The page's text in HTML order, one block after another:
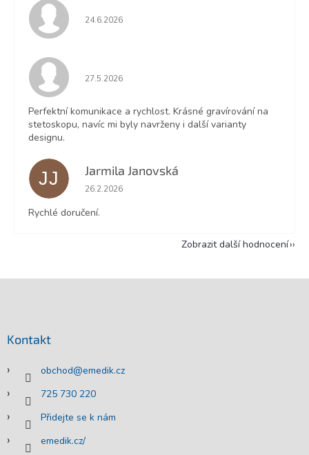
Hodnocení obchodu je 5 z 5 hvězdiček.
24.6.2026
Hodnocení obchodu je 5 z 5 hvězdiček.
27.5.2026
Perfektní komunikace a rychlost. Krásné gravírování na
stetoskopu, navíc mi byly navrženy i další varianty
designu.
JJ Jarmila Janovská
Hodnocení obchodu je 5 z 5 hvězdiček.
26.2.2026
Rychlé doručení.
Zobrazit další hodnocení
Kontakt
obchod@emedik.cz
725 730 220
Přidejte se k nám
emedik.cz/